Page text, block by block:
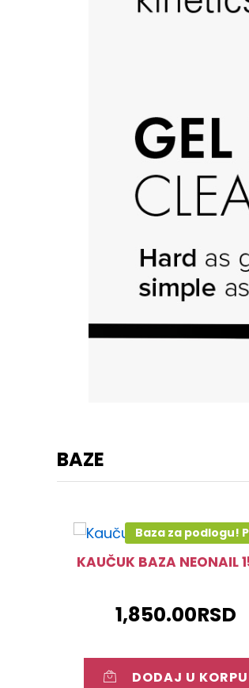
BAZE
Baza za podlogu!
KAUČUK BAZA NEONAIL
1,850.00RSD
DODAJ U KORPU